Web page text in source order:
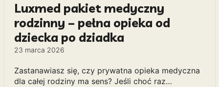
Luxmed pakiet medyczny
rodzinny – pełna opieka od
dziecka po dziadka
23 marca 2026
Zastanawiasz się, czy prywatna opieka medyczna
dla całej rodziny ma sens? Jeśli choć raz…